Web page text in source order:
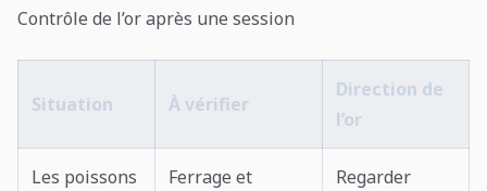
Contrôle de l’or après une session
Situation À vérifier
Direction de
l’or
Les poissons
Ferrage et
Regarder